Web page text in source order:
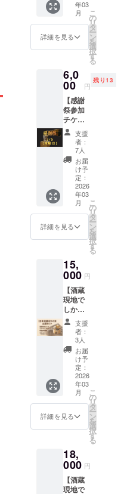
も詳しくな
れるよう勉
強中。
DIPLOMA一
次試験合格
宅地建物取
引士、FP2級
取得済み
こちら
のリ
ターン
をご購
入いた
だいた
当日購
入者特
典が付
きま
す。
【内
容】 試
飲会参
加券 →
試飲会
(出入り
自由) 日
程:3/6(
金)、
3/7(金)
18:00〜
22:00(
定) 【ご
利用に
つい
て】 ・
3月6日
の試飲
会でご
利用で
きま
す。 ・
参加券
は当日
の受け
渡しと
なるた
め試飲
会当日
をご購
入した
旨をお
伝え下
年03
月
詳細を見る
こ
の
リ
タ
ー
ン
を
選
択
す
る
6,0
00 円
残り13
【感謝
祭参加
チケッ
ト】 ス
ポン
サー・
招待の
みの感
謝祭参
加券に
なりま
す。
【内
容】 感
謝祭参
加券 →
祭 日
程:3/5(
木)19:3
0(予定)
場所:名
駅周辺
(予定)
【ご利
用につ
いて】
・3月5
日の感
謝祭で
ご利用
できま
す。 ・
参加券
なるた
め感謝
祭当日
にこち
らのリ
支援
者：
7人
お届
け予
定：
2026
年03
月
詳細を見る
こ
の
リ
タ
ー
ン
を
選
択
す
る
15,
000 円
【酒蔵
現地で
しか手
に入ら
ない酒
蔵なら
ではの
限定
品】 旅
の中で
出会っ
た「そ
の土
地、そ
の酒蔵
でしか
らな
い」限
定グッ
ズをお
届けし
支援
者：
3人
お届
け予
定：
2026
年03
月
詳細を見る
こ
の
リ
タ
ー
ン
を
選
択
す
る
18,
000 円
【酒蔵
現地で